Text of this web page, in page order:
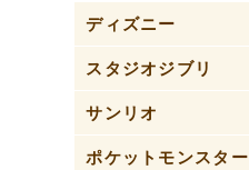
ディズニー
スタジオジブリ
サンリオ
ポケットモンスター